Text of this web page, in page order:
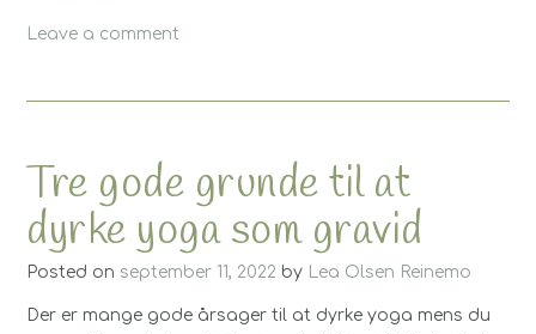
til
komme
gang
at
dyrke
Leave a comment
Tre gode grunde til at
dyrke yoga som gravid
Posted on september 11, 2022 by Lea Olsen Reinemo
Der er mange gode årsager til at dyrke yoga mens du